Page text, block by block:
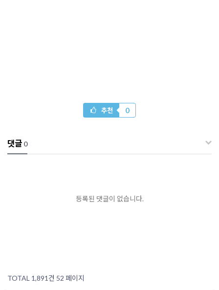
추천 0
댓글 0
등록된 댓글이 없습니다.
TOTAL 1,891건 52 페이지